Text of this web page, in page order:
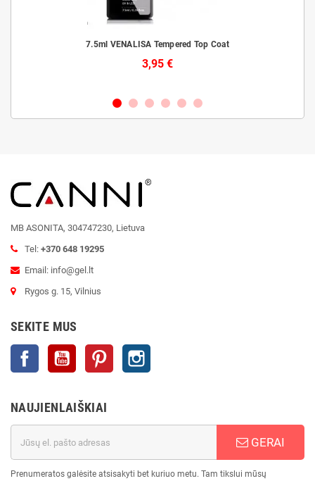
7.5ml VENALISA Tempered Top Coat
3,95 €
MB ASONITA, 304747230, Lietuva
Tel: +370 648 19295
Email: info@gel.lt
Rygos g. 15, Vilnius
SEKITE MUS
Facebook YouTube Pinterest
NAUJIENLAIŠKIAI
GERAI
Prenumeratos galėsite atsisakyti bet kuriuo metu. Tam tikslui mūsų